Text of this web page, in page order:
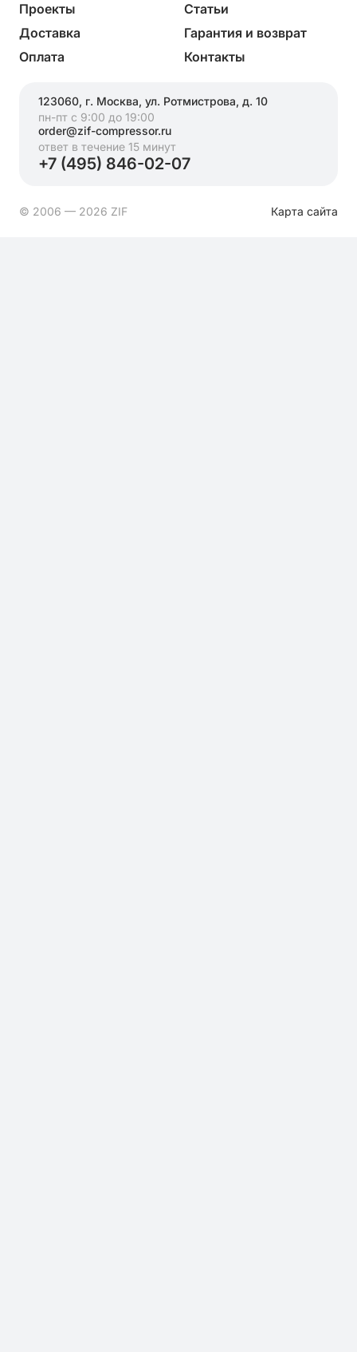
Проекты
Статьи
Доставка
Гарантия и возврат
Оплата
Контакты
123060, г. Москва, ул. Ротмистрова, д. 10
пн-пт с 9:00 до 19:00
order@zif-compressor.ru
ответ в течение 15 минут
+7 (495) 846-02-07
© 2006 — 2026 ZIF Карта сайта